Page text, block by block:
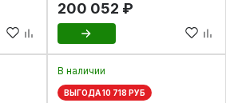
200 052 ₽
В наличии
ВЫГОДА 10 718 РУБ